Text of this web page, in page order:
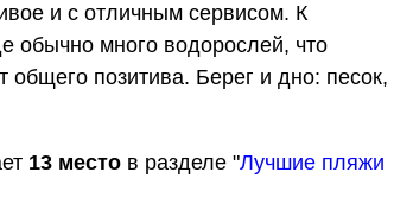
и с отличным сервисом. К
обычно много водорослей, что
общего позитива. Берег и дно: песок,
13местов разделе "Лучшие пляжи